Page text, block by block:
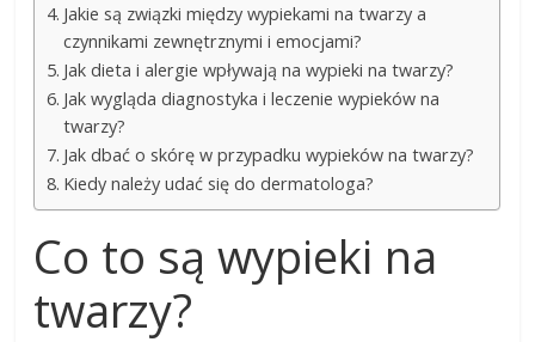
Jakie są związki między wypiekami na twarzy a
czynnikami zewnętrznymi i emocjami?
Jak dieta i alergie wpływają na wypieki na twarzy?
Jak wygląda diagnostyka i leczenie wypieków na
twarzy?
Jak dbać o skórę w przypadku wypieków na twarzy?
Kiedy należy udać się do dermatologa?
Co to są wypieki na
twarzy?